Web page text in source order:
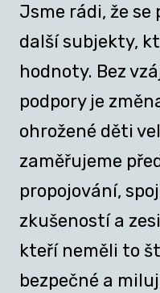
Jsme rádi, že
další subjekty,
hodnoty. Bez
podpory je
ohrožené děti
zaměřujeme
propojování,
zkušeností a
kteří neměli to
bezpečné a